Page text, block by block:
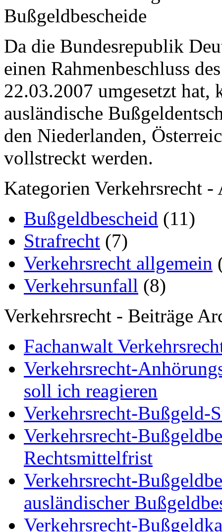
Bußgeldbescheide
Da die Bundesrepublik
einen Rahmenbeschluss
22.03.2007 umgesetzt hat,
ausländische
den Niederlanden,
vollstreckt werden.
Kategorien Verkehrsrecht
Bußgeldbescheid (11)
Strafrecht (7)
Verkehrsrecht allgemein
Verkehrsunfall (8)
Verkehrsrecht - Beiträge
Fachanwalt
Verkehrsrecht-
soll ich reagieren
Verkehrsrecht-Bußgeld-
Verkehrsrecht-
Rechtsmittelfrist
Verkehrsrecht-
ausländischer
Verkehrsrecht-